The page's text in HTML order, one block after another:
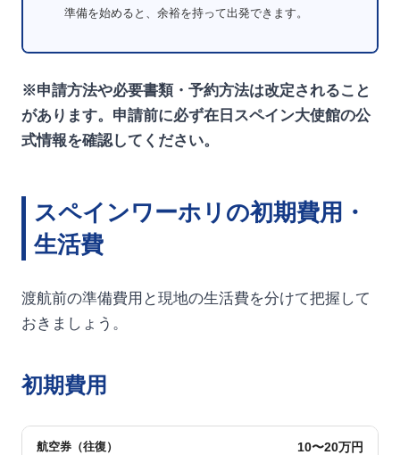
準備を始めると、余裕を持って出発できます。
※申請方法や必要書類・予約方法は改定されること
があります。申請前に必ず在日スペイン大使館の公
式情報を確認してください。
スペインワーホリの初期費用・
生活費
渡航前の準備費用と現地の生活費を分けて把握して
おきましょう。
初期費用
航空券（往復） 10〜20万円